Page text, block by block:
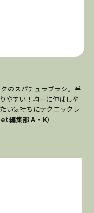
のスパチュラブラシ。半
やすい！均一に伸ばしや
い気持ちにテクニックレ
編集部 A・K）